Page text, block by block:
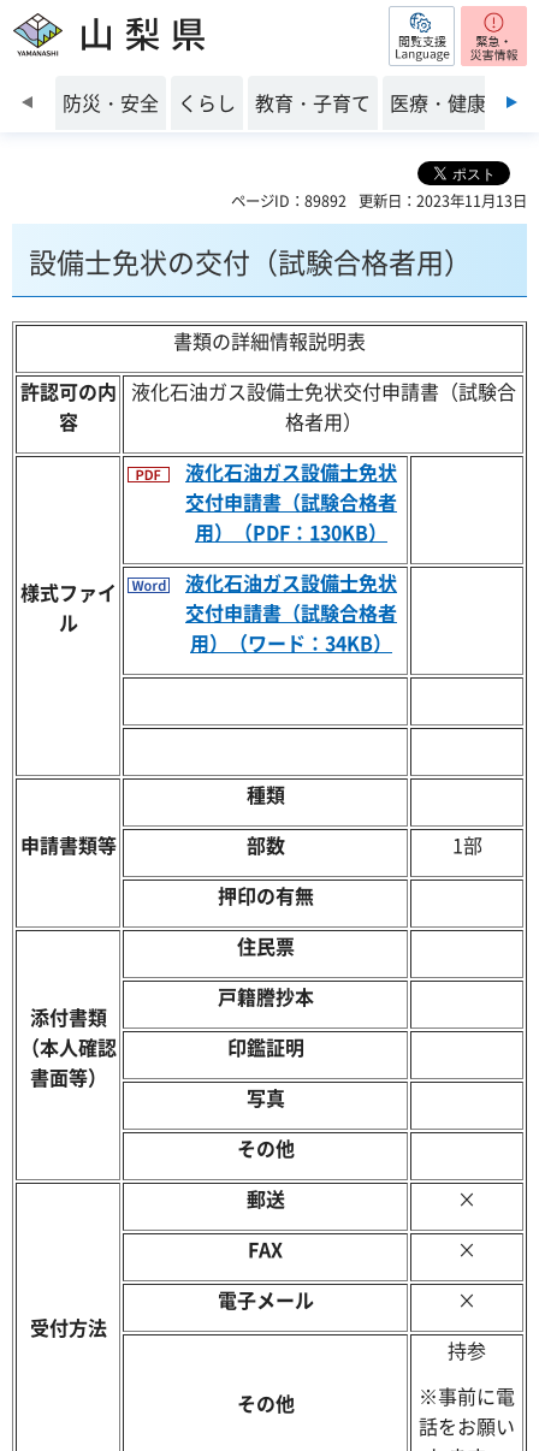
山梨県 閲覧支援
前のスライドを表示
防災・安全 くらし 教育・子育て 医療・健康・福
ページID：89892 更新日：2023年11月13日
設備士免状の交付（試験合格者用）
書類の詳細情報説明表
許認可の内
容
液化石油ガス設備士免状交付申請書（試験合
格者用）
様式ファイ
ル
液化石油ガス設備士免状
交付申請書（試験合格者
用）（PDF：130KB）
液化石油ガス設備士免状
交付申請書（試験合格者
用）（ワード：34KB）
申請書類等
種類
部数
1部
押印の有無
添付書類
（本人確認
書面等）
住民票
戸籍謄抄本
印鑑証明
写真
その他
受付方法
郵送
×
FAX
×
電子メール
×
その他
持参
※事前に電
話をお願い